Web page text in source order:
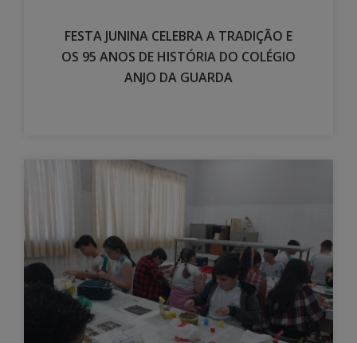
FESTA JUNINA CELEBRA A TRADIÇÃO E
OS 95 ANOS DE HISTÓRIA DO COLÉGIO
ANJO DA GUARDA